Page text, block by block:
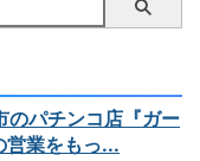
のパチンコ店『ガー
営業をもっ...